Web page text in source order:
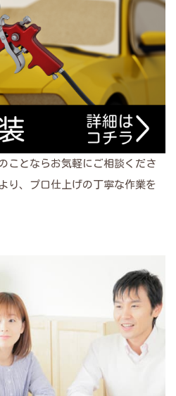
ことならお気軽にご相談くださ
り、プロ仕上げの丁寧な作業を